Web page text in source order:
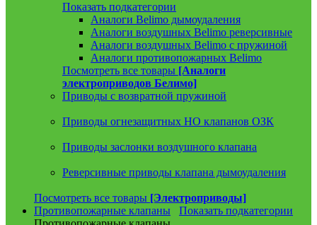
Показать подкатегории
Аналоги Belimo дымоудаления
Аналоги воздушных Belimo реверсивные
Аналоги воздушных Belimo с пружиной
Аналоги противопожарных Belimo
Посмотреть все товары [Аналоги
электроприводов Белимо]
Приводы с возвратной пружиной
Приводы огнезащитных НО клапанов ОЗК
Приводы заслонки воздушного клапана
Реверсивные приводы клапана дымоудаления
Посмотреть все товары [Электроприводы]
Противопожарные клапаны
Показать подкатегории